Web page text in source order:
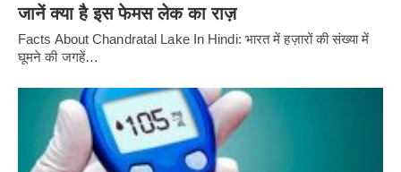
जानें क्या है इस फेमस लेक का राज़
Facts About Chandratal Lake In Hindi: भारत में हज़ारों की संख्या में
घूमने की जगहें…